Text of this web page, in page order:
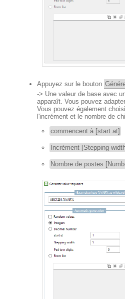
Appuyez sur le bouton
-> Une valeur de base avec
apparaît. Vous pouvez
Vous pouvez également
l'incrément et le nombre de
commencent à [start at]
Incrément [Stepping
Nombre de postes